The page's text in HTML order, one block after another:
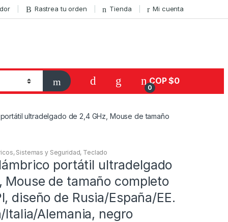
Rastrea tu orden Tienda Mi cuenta
0
COP $0
ultradelgado de 2,4 GHz, Mouse de tamaño
, Sistemas y Seguridad, Teclado
portátil ultradelgado
Mouse de tamaño completo
diseño de Rusia/España/EE.
Italia/Alemania, negro